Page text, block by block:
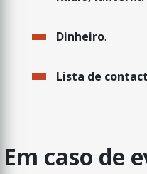
Dinheiro.
Lista de
Em caso de